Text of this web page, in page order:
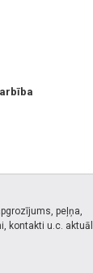
peļņa,
kontakti u.c.